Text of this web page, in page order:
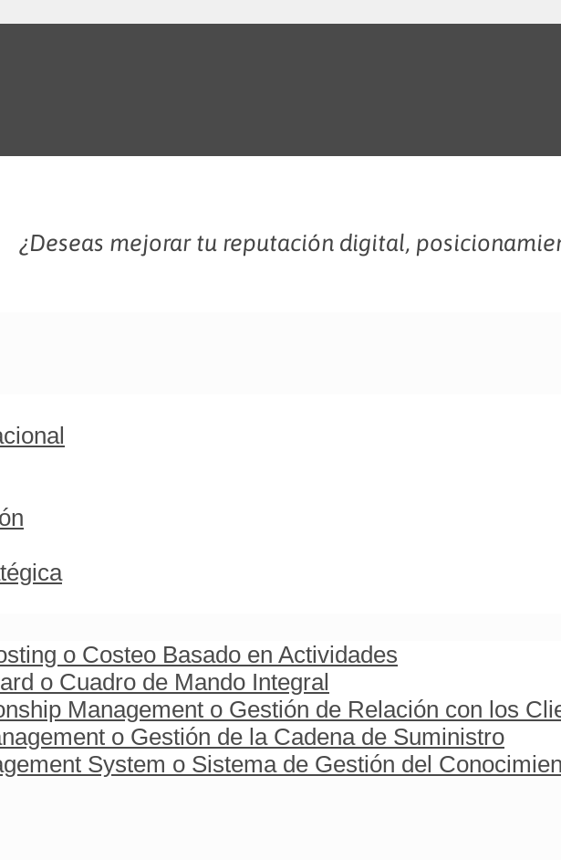
¿Deseas mejorar tu reputación digital,
o Costeo Basado en Actividades
o Cuadro de Mando Integral
Management o Gestión de Relación con los
o Gestión de la Cadena de Suministro
System o Sistema de Gestión del